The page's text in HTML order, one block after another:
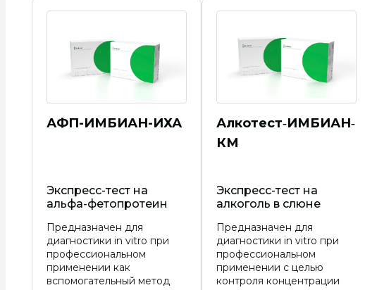
АФП-ИМБИАН-ИХА
Экспресс-тест на
альфа-фетопротеин
Предназначен для
диагностики in vitro при
профессиональном
применении как
вспомогательный метод
Алкотест‑ИМБИАН‑
КМ
Экспресс-тест на
алкоголь в слюне
Предназначен для
диагностики in vitro при
профессиональном
применении с целью
контроля концентрации